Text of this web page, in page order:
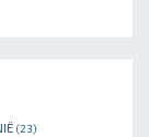
(23)